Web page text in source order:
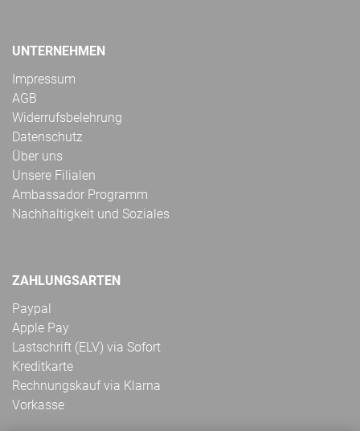
UNTERNEHMEN
Impressum
AGB
Widerrufsbelehrung
Datenschutz
Über uns
Unsere Filialen
Ambassador Programm
Nachhaltigkeit und Soziales
ZAHLUNGSARTEN
Paypal
Apple Pay
Lastschrift (ELV) via Sofort
Kreditkarte
Rechnungskauf via Klarna
Vorkasse